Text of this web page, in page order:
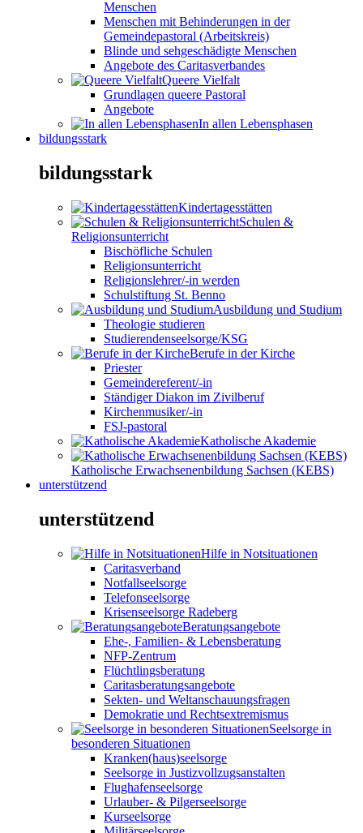
Menschen
Menschen mit Behinderungen in der
Gemeindepastoral (Arbeitskreis)
Blinde und sehgeschädigte Menschen
Angebote des Caritasverbandes
Queere Vielfalt
Grundlagen queere Pastoral
Angebote
In allen Lebensphasen
bildungsstark
bildungsstark
Kindertagesstätten
Schulen &
Religionsunterricht
Bischöfliche Schulen
Religionsunterricht
Religionslehrer/-in werden
Schulstiftung St. Benno
Ausbildung und Studium
Theologie studieren
Studierendenseelsorge/KSG
Berufe in der Kirche
Priester
Gemeindereferent/-in
Ständiger Diakon im Zivilberuf
Kirchenmusiker/-in
FSJ-pastoral
Katholische Akademie
Katholische Erwachsenenbildung Sachsen (KEBS)
unterstützend
unterstützend
Hilfe in Notsituationen
Caritasverband
Notfallseelsorge
Telefonseelsorge
Krisenseelsorge Radeberg
Beratungsangebote
Ehe-, Familien- & Lebensberatung
NFP-Zentrum
Flüchtlingsberatung
Caritasberatungsangebote
Sekten- und Weltanschauungsfragen
Demokratie und Rechtsextremismus
Seelsorge in
besonderen Situationen
Kranken(haus)seelsorge
Seelsorge in Justizvollzugsanstalten
Flughafenseelsorge
Urlauber- & Pilgerseelsorge
Kurseelsorge